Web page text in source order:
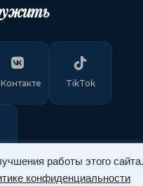
работы этого сайта.
конфиденциальности
TikTok